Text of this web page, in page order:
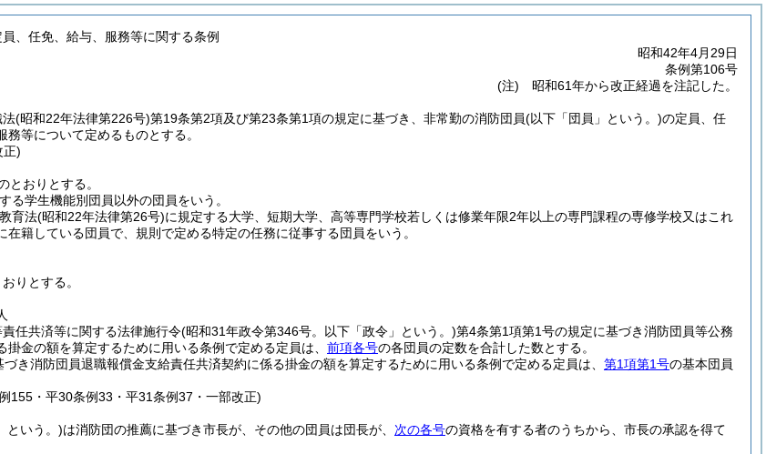
、任免、給与、服務等に関する条例
昭和42年4月29日
条例第106号
(注) 昭和61年から改正経過を注記した。
法(昭和22年法律第226号)第19条第2項及び第23条第1項の規定に基づき、非常勤の消防団員(以下「団員」という。)の定員、任
等について定めるものとする。
正)
とおりとする。
る学生機能別団員以外の団員をいう。
育法(昭和22年法律第26号)に規定する大学、短期大学、高等専門学校若しくは修業年限2年以上の専門課程の専修学校又はこれ
在籍している団員で、規則で定める特定の任務に従事する団員をいう。
りとする。
任共済等に関する法律施行令(昭和31年政令第346号。以下「政令」という。)第4条第1項第1号の規定に基づき消防団員等公務
掛金の額を算定するために用いる条例で定める定員は、 前項各号の各団員の定数を合計した数とする。
き消防団員退職報償金支給責任共済契約に係る掛金の額を算定するために用いる条例で定める定員は、 第1項第1号の基本団員
155・平30条例33・平31条例37・一部改正)
という。)は消防団の推薦に基づき市長が、その他の団員は団長が、 次の各号の資格を有する者のうちから、市長の承認を得て